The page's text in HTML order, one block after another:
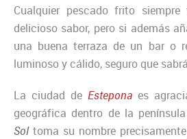
Cualquier pescado frito
delicioso sabor, pero si además
una buena terraza de un bar o
luminoso y cálido, seguro que
La ciudad de Estepona es
geográfica dentro de la
Soltoma su nombre